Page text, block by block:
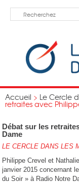
Accueil > Le Cercle
retraites avec
Débat sur les
Dame
LE CERCLE DANS LES
Philippe Crevel et
janvier 2015 concernant
du Soir » à Radio Notre